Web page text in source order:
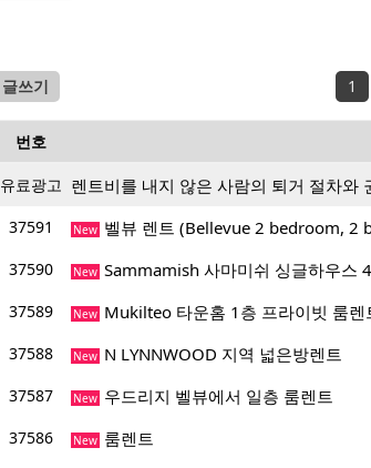
글쓰기 1
번호
유료광고 렌트비를 내지 않은 사람의 퇴거 절차와
37591
New 벨뷰 렌트 (Bellevue 2 bedroom, 2
37590
New Sammamish 사마미쉬 싱글하우스
37589
New Mukilteo 타운홈 1층 프라이빗 룸렌
37588
New N LYNNWOOD 지역 넓은방렌트
37587
New 우드리지 벨뷰에서 일층 룸렌트
37586
New 룸렌트